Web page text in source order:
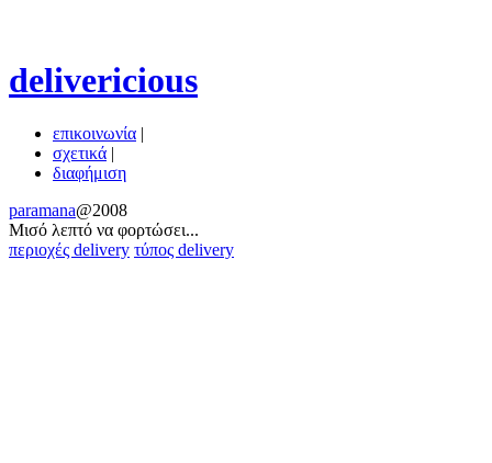
delivericious
επικοινωνία |
σχετικά |
διαφήμιση
paramana@2008
Μισό λεπτό να φoρτώσει...
περιοχές delivery τύπος delivery